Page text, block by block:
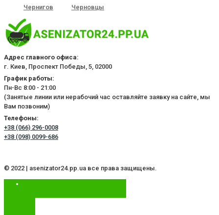
Чернигов Черновцы
Адрес главного офиса:
г. Киев, Проспект Победы, 5, 02000
График работы:
Пн-Вс 8:00 - 21:00
(Занятые линии или нерабочий час оставляйте заявку на сайте, мы
Вам позвоним)
Телефоны:
+38 (066) 296-0008
+38 (098) 0099-686
© 2022 | asenizator24.pp.ua все права защищены.